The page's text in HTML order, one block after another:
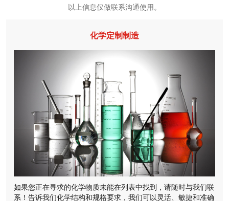
化学定制制造
如果您正在寻求的化学物质未能在列表中找到，请随时与我们联
系！告诉我们化学结构和规格要求，我们可以灵活、敏捷和准确
以上信息仅做联系沟通使用。